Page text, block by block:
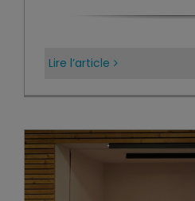
Lire l’article